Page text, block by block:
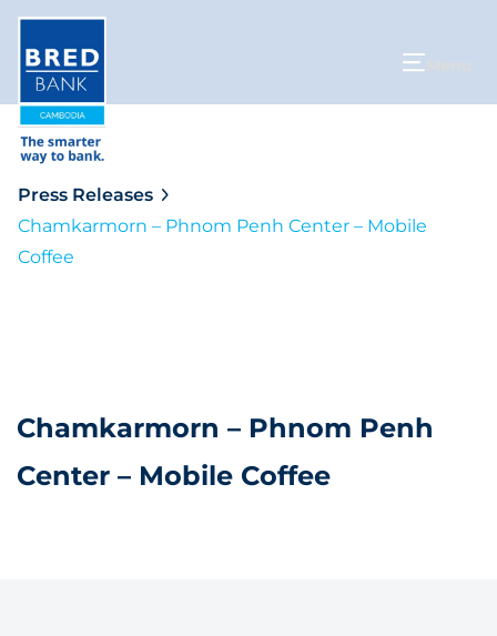
Press Releases
Chamkarmorn – Phnom Penh Center – Mobile
Coffee
Chamkarmorn – Phnom Penh
Center – Mobile Coffee